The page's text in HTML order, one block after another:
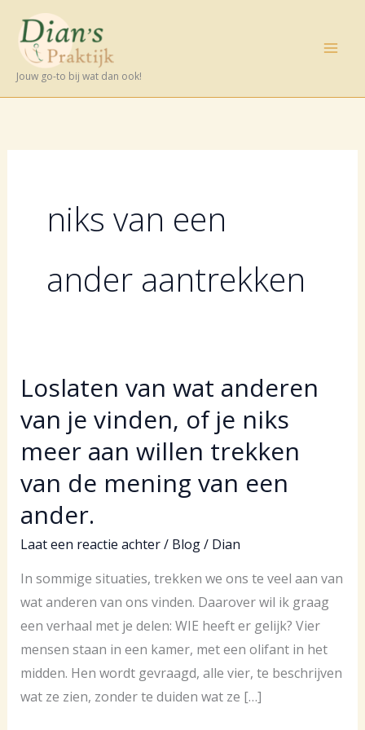
naar
inhoud
Jouw go-to bij wat dan ook!
niks van een
ander aantrekken
Loslaten van wat anderen
van je vinden, of je niks
meer aan willen trekken
van de mening van een
ander.
Laat een reactie achter/ Blog/ Dian
In sommige situaties, trekken we ons te veel aan van
wat anderen van ons vinden. Daarover wil ik graag
een verhaal met je delen: WIE heeft er gelijk? Vier
mensen staan in een kamer, met een olifant in het
midden. Hen wordt gevraagd, alle vier, te beschrijven
wat ze zien, zonder te duiden wat ze […]